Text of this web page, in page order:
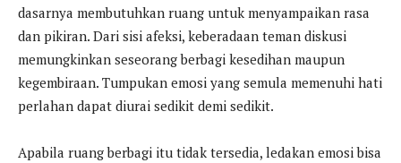
dasarnya membutuhkan ruang untuk menyampaikan rasa
dan pikiran. Dari sisi afeksi, keberadaan teman diskusi
memungkinkan seseorang berbagi kesedihan maupun
kegembiraan. Tumpukan emosi yang semula memenuhi hati
perlahan dapat diurai sedikit demi sedikit.
Apabila ruang berbagi itu tidak tersedia, ledakan emosi bisa